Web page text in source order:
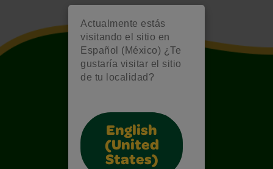
Actualmente estás
visitando el sitio en
Español (México) ¿Te
gustaría visitar el sitio
de tu localidad?
English
(United
States)